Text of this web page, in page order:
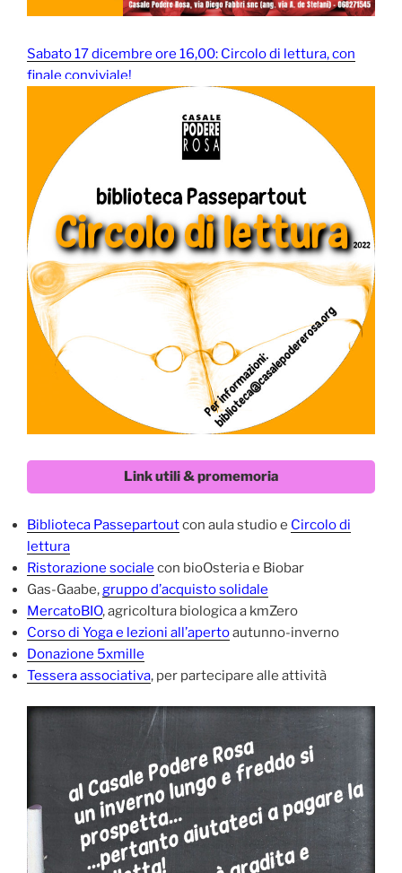
Sabato 17 dicembre ore 16,00: Circolo di lettura, con
finale conviviale!
Link utili & promemoria
Biblioteca Passepartoutcon aula studio e Circolo di
lettura
Ristorazione sociale con bioOsteria e Biobar
Gas-Gaabe,gruppo d’acquisto solidale
MercatoBIO, agricoltura biologica a kmZero
Corso di Yoga e lezioni all’apertoautunno-inverno
Donazione 5xmille
Tessera associativa, per partecipare alle attività